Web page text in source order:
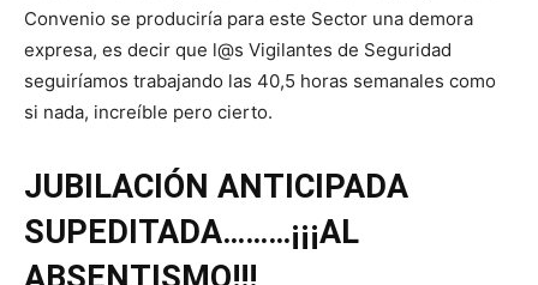
Convenio se produciría para este Sector una demora
expresa, es decir que l@s Vigilantes de Seguridad
seguiríamos trabajando las 40,5 horas semanales como
si nada, increíble pero cierto.
JUBILACIÓN ANTICIPADA
SUPEDITADA………¡¡¡AL